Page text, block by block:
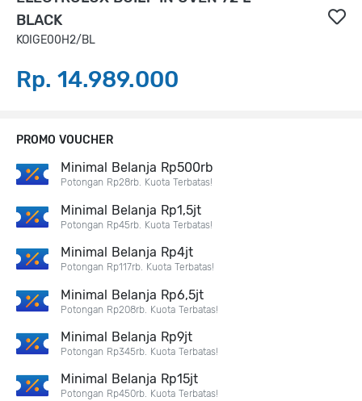
BLACK
KOIGE00H2/BL
Rp. 14.989.000
PROMO VOUCHER
Minimal Belanja Rp500rb
Potongan Rp28rb. Kuota Terbatas!
Minimal Belanja Rp1,5jt
Potongan Rp45rb. Kuota Terbatas!
Minimal Belanja Rp4jt
Potongan Rp117rb. Kuota Terbatas!
Minimal Belanja Rp6,5jt
Potongan Rp208rb. Kuota Terbatas!
Minimal Belanja Rp9jt
Potongan Rp345rb. Kuota Terbatas!
Minimal Belanja Rp15jt
Potongan Rp450rb. Kuota Terbatas!